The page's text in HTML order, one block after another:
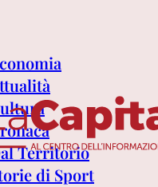
Territorio
di Sport